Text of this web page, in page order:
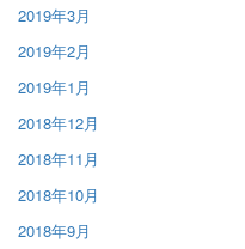
2019年3月
2019年2月
2019年1月
2018年12月
2018年11月
2018年10月
2018年9月